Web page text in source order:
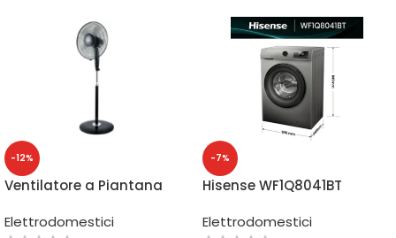
-12%
Ventilatore a Piantana
Elettrodomestici
-7%
Hisense WF1Q8041BT
Classe A Titanium
Elettrodomestici